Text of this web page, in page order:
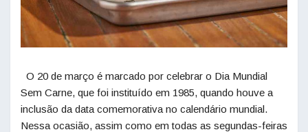
O 20 de março é marcado por celebrar o Dia Mundial
Sem Carne, que foi instituído em 1985, quando houve a
inclusão da data comemorativa no calendário mundial.
Nessa ocasião, assim como em todas as segundas-feiras